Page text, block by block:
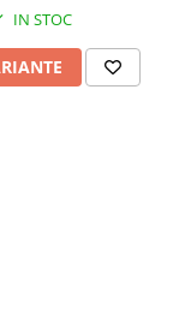
IN STOC